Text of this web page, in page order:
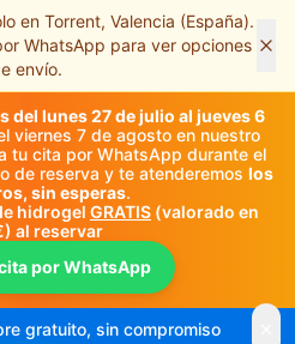
en Torrent, Valencia (España).
WhatsApp para ver opciones
envío.
del lunes 27 de julio al jueves 6
viernes 7 de agosto en nuestro
tu cita por WhatsApp durante el
de reserva y te atenderemos los
sin esperas.
hidrogel GRATIS (valorado en
al reservar
por WhatsApp
gratuito, sin compromiso